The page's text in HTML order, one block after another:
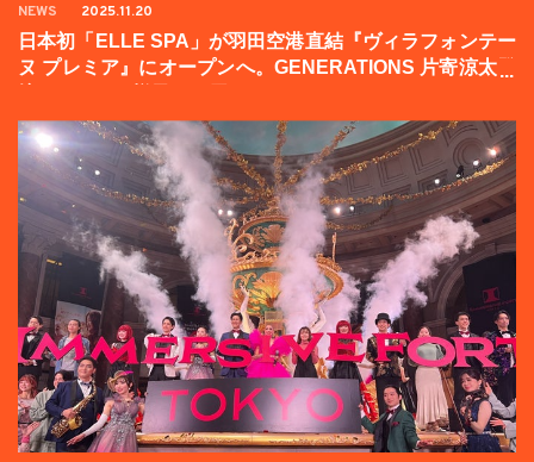
NEWS 2025.11.20
日本初「ELLE SPA」が羽田空港直結『ヴィラフォンテー
ヌ プレミア』にオープンへ。GENERATIONS 片寄涼太登